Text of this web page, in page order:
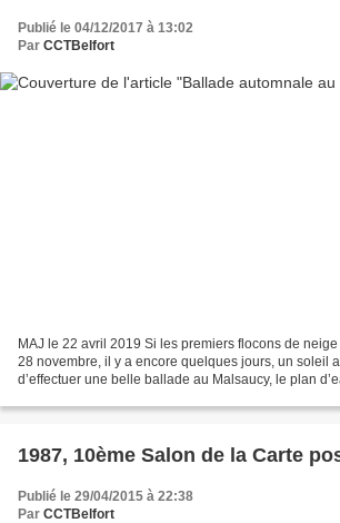
Publié le 04/12/2017 à 13:02
Par CCTBelfort
MAJ le 22 avril 2019 Si les premiers flocons de
28 novembre, il y a encore quelques jours, un soleil
d’effectuer une belle ballade au Malsaucy, le plan
1987, 10ème Salon de la Carte
Publié le 29/04/2015 à 22:38
Par CCTBelfort